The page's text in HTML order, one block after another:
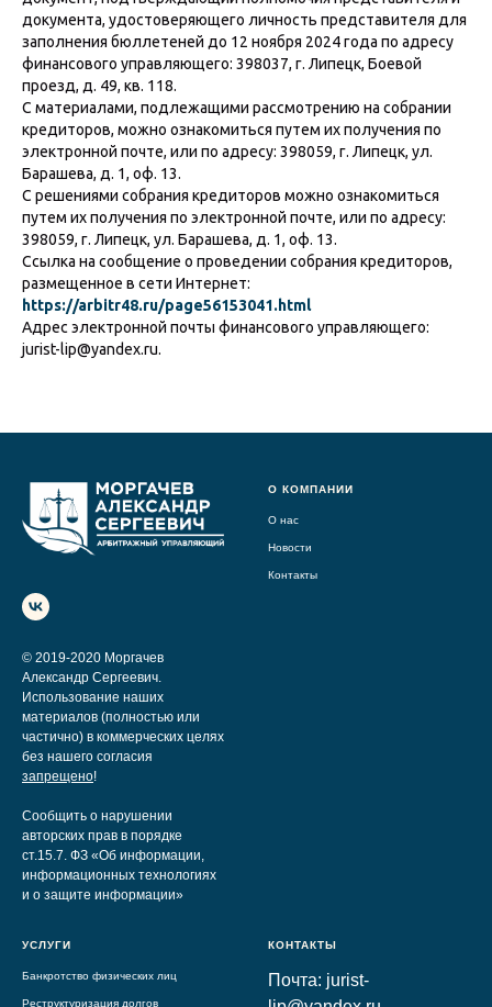
документа, удостоверяющего личность представителя для
заполнения бюллетеней до 12 ноября 2024 года по адресу
финансового управляющего: 398037, г. Липецк, Боевой
проезд, д. 49, кв. 118.
С материалами, подлежащими рассмотрению на собрании
кредиторов, можно ознакомиться путем их получения по
электронной почте, или по адресу: 398059, г. Липецк, ул.
Барашева, д. 1, оф. 13.
С решениями собрания кредиторов можно ознакомиться
путем их получения по электронной почте, или по адресу:
398059, г. Липецк, ул. Барашева, д. 1, оф. 13.
Ссылка на сообщение о проведении собрания кредиторов,
размещенное в сети Интернет:
https://arbitr48.ru/page56153041.html
Адрес электронной почты финансового управляющего:
jurist-lip@yandex.ru.
© 2019-2020 Моргачев
Александр Сергеевич.
Использование наших
материалов (полностью или
частично) в коммерческих целях
без нашего согласия
запрещено!
Сообщить о нарушении
авторских прав в порядке
ст.15.7. ФЗ «Об информации,
информационных технологиях
и о защите информации»
О КОМПАНИИ
О нас
Новости
Контакты
УСЛУГИ
Банкротство физических лиц
Реструктуризация долгов
КОНТАКТЫ
Почта: jurist-